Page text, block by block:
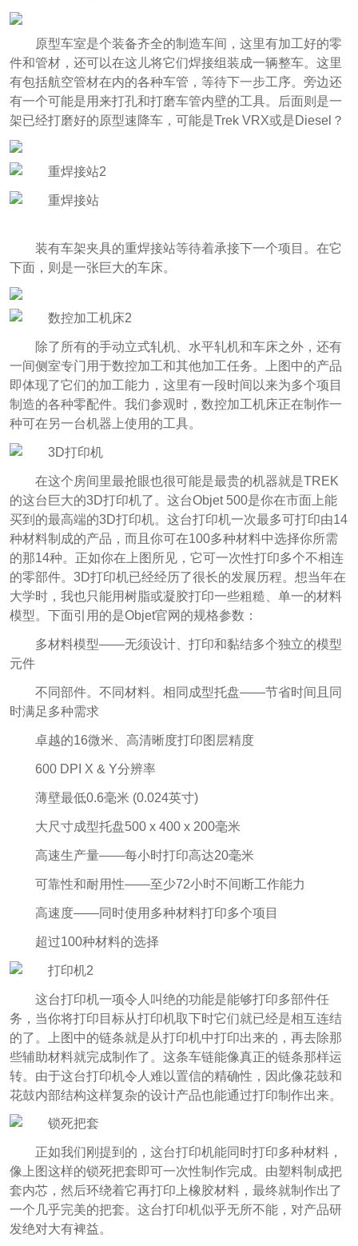
原型车室是个装备齐全的制造车间，这里有加工好的零
件和管材，还可以在这儿将它们焊接组装成一辆整车。这里
有包括航空管材在内的各种车管，等待下一步工序。旁边还
有一个可能是用来打孔和打磨车管内壁的工具。后面则是一
架已经打磨好的原型速降车，可能是Trek VRX或是Diesel？
装有车架夹具的重焊接站等待着承接下一个项目。在它
下面，则是一张巨大的车床。
除了所有的手动立式轧机、水平轧机和车床之外，还有
一间侧室专门用于数控加工和其他加工任务。上图中的产品
即体现了它们的加工能力，这里有一段时间以来为多个项目
制造的各种零配件。我们参观时，数控加工机床正在制作一
种可在另一台机器上使用的工具。
在这个房间里最抢眼也很可能是最贵的机器就是TREK
的这台巨大的3D打印机了。这台Objet 500是你在市面上能
买到的最高端的3D打印机。这台打印机一次最多可打印由14
种材料制成的产品，而且你可在100多种材料中选择你所需
的那14种。正如你在上图所见，它可一次性打印多个不相连
的零部件。3D打印机已经经历了很长的发展历程。想当年在
大学时，我也只能用树脂或凝胶打印一些粗糙、单一的材料
模型。下面引用的是Objet官网的规格参数：
多材料模型——无须设计、打印和黏结多个独立的模型
元件
不同部件。不同材料。相同成型托盘——节省时间且同
时满足多种需求
卓越的16微米、高清晰度打印图层精度
600 DPI X & Y分辨率
薄壁最低0.6毫米 (0.024英寸)
大尺寸成型托盘500 x 400 x 200毫米
高速生产量——每小时打印高达20毫米
可靠性和耐用性——至少72小时不间断工作能力
高速度——同时使用多种材料打印多个项目
超过100种材料的选择
这台打印机一项令人叫绝的功能是能够打印多部件任
务，当你将打印目标从打印机取下时它们就已经是相互连结
的了。上图中的链条就是从打印机中打印出来的，再去除那
些辅助材料就完成制作了。这条车链能像真正的链条那样运
转。由于这台打印机令人难以置信的精确性，因此像花鼓和
花鼓内部结构这样复杂的设计产品也能通过打印制作出来。
正如我们刚提到的，这台打印机能同时打印多种材料，
像上图这样的锁死把套即可一次性制作完成。由塑料制成把
套内芯，然后环绕着它再打印上橡胶材料，最终就制作出了
一个几乎完美的把套。这台打印机似乎无所不能，对产品研
发绝对大有裨益。